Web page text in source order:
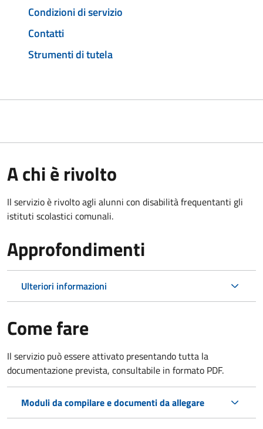
Condizioni di servizio
Contatti
Strumenti di tutela
A chi è rivolto
Il servizio è rivolto agli alunni con disabilità frequentanti gli
istituti scolastici comunali.
Approfondimenti
Ulteriori informazioni
Come fare
Il servizio può essere attivato presentando tutta la
documentazione prevista, consultabile in formato PDF.
Moduli da compilare e documenti da allegare